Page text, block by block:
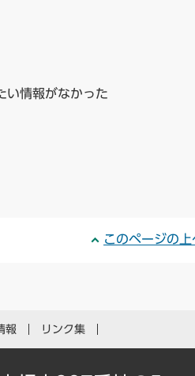
い情報がなかった
このページの上
報 リンク集